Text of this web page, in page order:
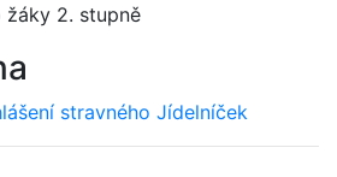
2. stupně
stravného Jídelníček